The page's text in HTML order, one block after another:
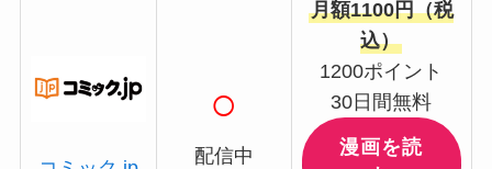
○
配信中
月額1100円（税
込）
1200ポイント
30日間無料
漫画を読